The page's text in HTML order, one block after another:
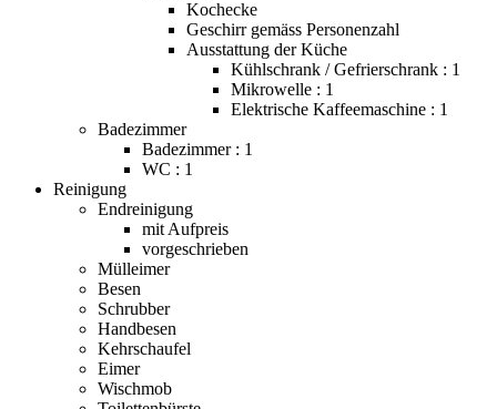
Kochecke
Geschirr gemäss Personenzahl
Ausstattung der Küche
Kühlschrank / Gefrierschrank : 1
Mikrowelle : 1
Elektrische Kaffeemaschine : 1
Badezimmer
Badezimmer : 1
WC : 1
Reinigung
Endreinigung
mit Aufpreis
vorgeschrieben
Mülleimer
Besen
Schrubber
Handbesen
Kehrschaufel
Eimer
Wischmob